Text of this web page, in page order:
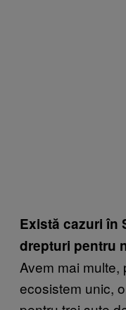
Există cazuri în
drepturi pentru
Avem mai multe,
ecosistem unic,